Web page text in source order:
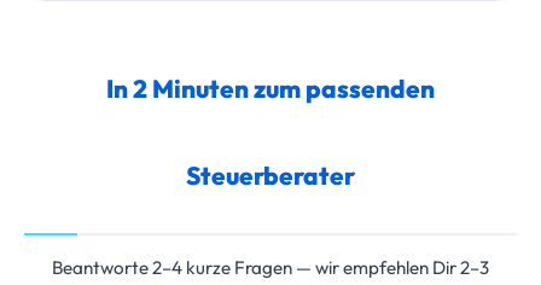
In 2 Minuten zum passenden
Steuerberater
Beantworte 2–4 kurze Fragen — wir empfehlen Dir 2–3